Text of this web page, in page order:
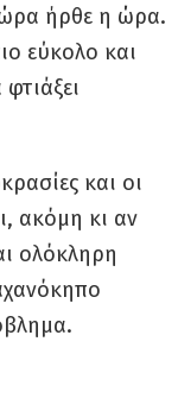
ήρθε η ώρα.
εύκολο και
και οι
ακόμη κι αν
ολόκληρη